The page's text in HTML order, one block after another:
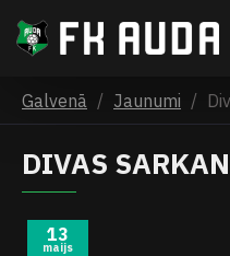
Galvenā Jaunumi
DIVAS
13
maijs